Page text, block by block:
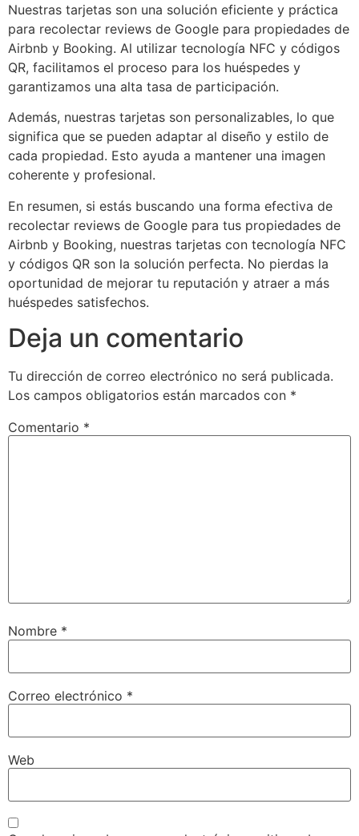
Nuestras tarjetas son una solución eficiente y práctica
para recolectar reviews de Google para propiedades de
Airbnb y Booking. Al utilizar tecnología NFC y códigos
QR, facilitamos el proceso para los huéspedes y
garantizamos una alta tasa de participación.
Además, nuestras tarjetas son personalizables, lo que
significa que se pueden adaptar al diseño y estilo de
cada propiedad. Esto ayuda a mantener una imagen
coherente y profesional.
En resumen, si estás buscando una forma efectiva de
recolectar reviews de Google para tus propiedades de
Airbnb y Booking, nuestras tarjetas con tecnología NFC
y códigos QR son la solución perfecta. No pierdas la
oportunidad de mejorar tu reputación y atraer a más
huéspedes satisfechos.
Deja un comentario
Tu dirección de correo electrónico no será publicada.
Los campos obligatorios están marcados con *
Comentario *
Nombre *
Correo electrónico *
Web